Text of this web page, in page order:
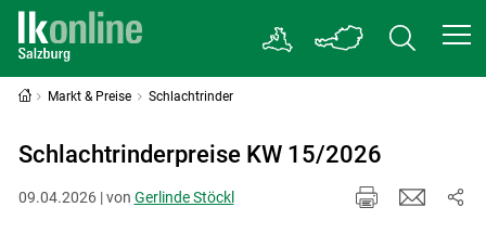
Markt & Preise Schlachtrinder
Schlachtrinderpreise KW 15/2026
09.04.2026 | von Gerlinde Stöckl